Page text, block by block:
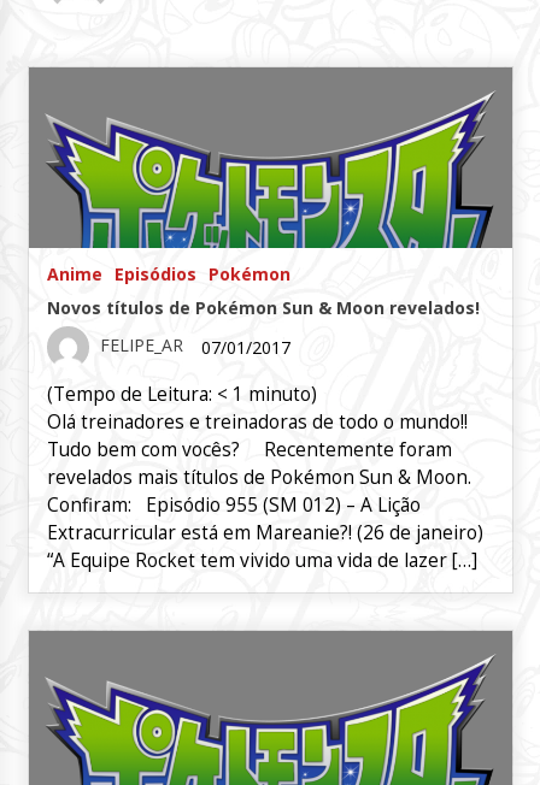
Anime Episódios
Pokémon
Novos títulos de Pokémon Sun & Moon revelados!
FELIPE_AR
07/01/2017
(Tempo de Leitura: < 1 minuto)
Olá treinadores e treinadoras de todo o mundo!!
Tudo bem com vocês? Recentemente foram
revelados mais títulos de Pokémon Sun & Moon.
Confiram: Episódio 955 (SM 012) – A Lição
Extracurricular está em Mareanie?! (26 de janeiro)
“A Equipe Rocket tem vivido uma vida de lazer […]